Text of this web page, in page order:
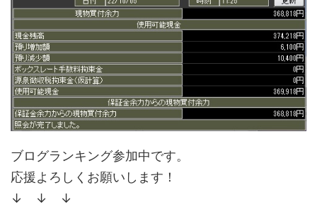
ブログランキング参加中です。
応援よろしくお願いします！
↓ ↓ ↓